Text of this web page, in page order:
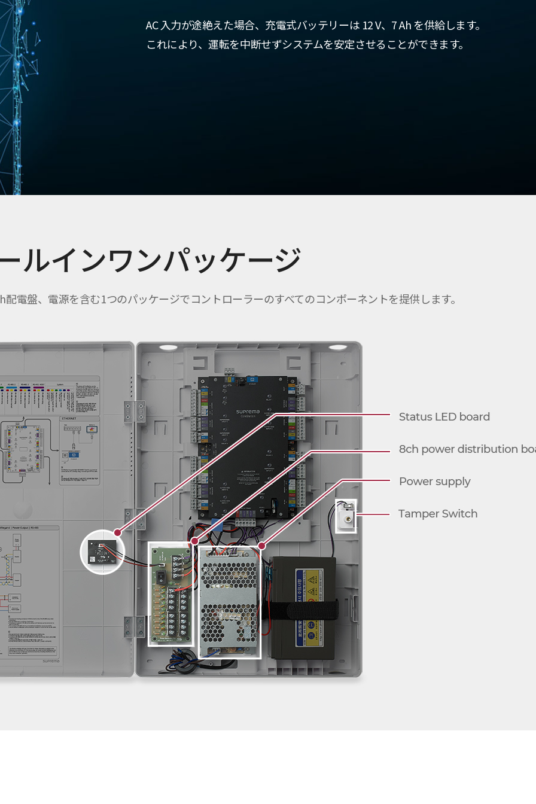
AC 入力が途絶えた場合、充電式バッテリーは 12 V、7 Ah を供給します。
これにより、運転を中断せずシステムを安定させることができます。
ルインワンパッケージ
電盤、電源を含む1つのパッケージでコントローラーのすべてのコンポーネントを提供します。